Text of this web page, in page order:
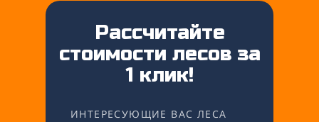
Рассчитайте
стоимости лесов за
1 клик!
ИНТЕРЕСУЮЩИЕ ВАС ЛЕСА